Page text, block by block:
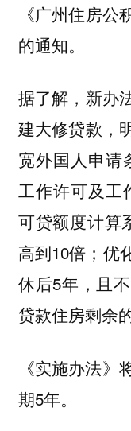
《广州住房公
的通知。
据了解，新办
建大修贷款，
宽外国人申请
工作许可及工
可贷额度计算
高到10倍；优
休后5年，且
贷款住房剩余
《实施办法
期5年。